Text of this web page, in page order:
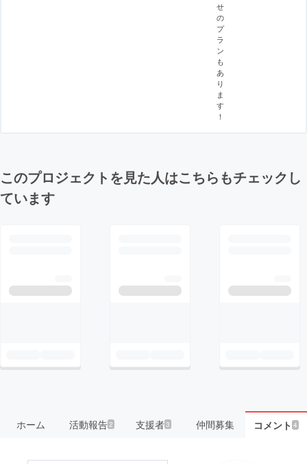
せ
の
プ
ラ
ン
も
あ
り
ま
す
！
このプロジェクトを見た人はこちらもチェックし
ています
ホーム 活動報告2 支援者3 仲間募集 コメント4